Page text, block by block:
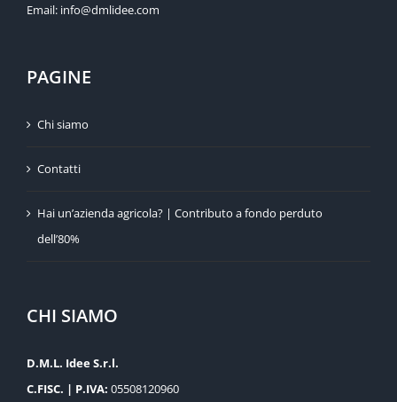
Email: info@dmlidee.com
PAGINE
Chi siamo
Contatti
Hai un’azienda agricola? | Contributo a fondo perduto
dell’80%
CHI SIAMO
D.M.L. Idee S.r.l.
C.FISC. | P.IVA: 05508120960